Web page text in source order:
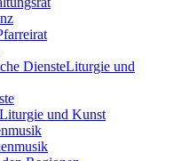
Liturgie und
und Kunst